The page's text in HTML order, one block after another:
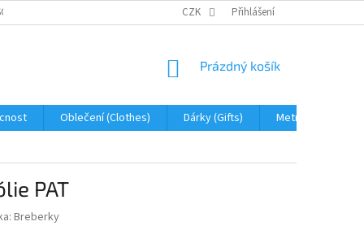
ÚDAJŮ JAK NA REKLAMACI A VRÁCENÍ ZBOŽÍ
CZK Přihlášení
NÁKUPNÍ
Prázdný košík
Oblečení (Clothes) Dárky (Gifts)
Metráž (fabric)
PAT
Breberky